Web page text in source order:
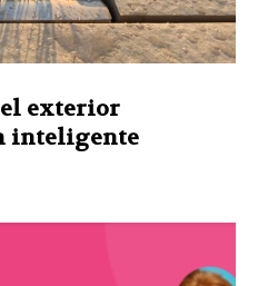
exterior
inteligente